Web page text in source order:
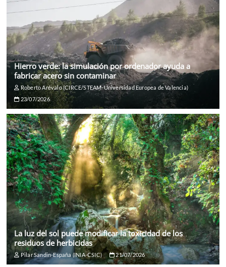
Hierro verde: la simulación por ordenador ayuda a
fabricar acero sin contaminar
Roberto Arévalo (CIRCE/STEAM-Universidad Europea de Valencia)
23/07/2026
La luz del sol puede modificar la toxicidad de los
residuos de herbicidas
Pilar Sandin-España (INIA-CSIC) 21/07/2026